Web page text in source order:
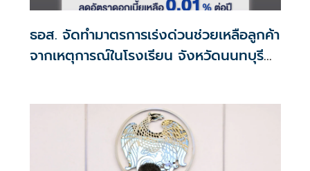
ธอส. จัดทำมาตรการเร่งด่วนช่วยเหลือลูกค้า
จากเหตุการณ์ในโรงเรียน จังหวัดนนทบุรี